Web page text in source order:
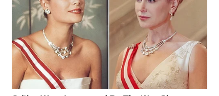
WN
MALUKU
WN
MALUT